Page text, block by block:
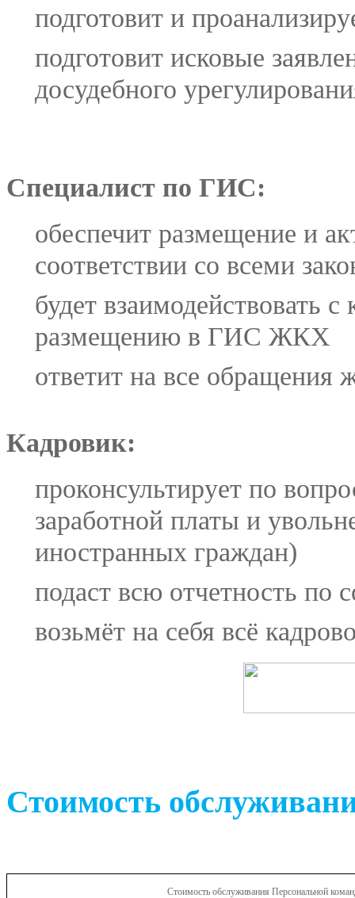
подготовит и
подготовит исковые
досудебного
Специалист по ГИС:
обеспечит размещение и
соответствии со всеми
будет взаимодействовать
размещению в ГИС ЖКХ
ответит на все обращения
Кадровик:
проконсультирует по
заработной платы и
иностранных граждан)
подаст всю отчетность по
возьмёт на себя всё
Стоимость
Стоимость обслуживания Персональной